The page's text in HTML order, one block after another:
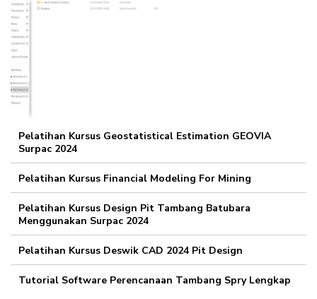
Pelatihan Kursus Geostatistical Estimation GEOVIA
Surpac 2024
Pelatihan Kursus Financial Modeling For Mining
Pelatihan Kursus Design Pit Tambang Batubara
Menggunakan Surpac 2024
Pelatihan Kursus Deswik CAD 2024 Pit Design
Tutorial Software Perencanaan Tambang Spry Lengkap